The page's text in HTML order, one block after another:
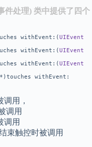
件处理) 类中提供了四个
withEvent:(UIEvent
withEvent:(UIEvent
withEvent:(UIEvent
withEvent:
调用，
调用
调用
束触控时被调用